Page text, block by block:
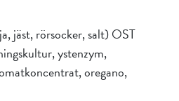
jäst, rörsocker, salt) OST
ystenzym,
oregano,